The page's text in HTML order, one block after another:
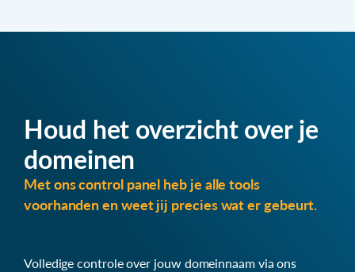
Houd het overzicht over je
domeinen
Met ons control panel heb je alle tools
voorhanden en weet jij precies wat er gebeurt.
Volledige controle over jouw domeinnaam via ons